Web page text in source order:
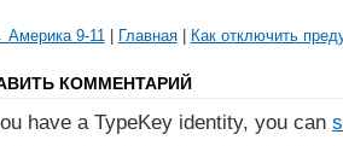
Америка 9-11| Главная| Как отключить
КОММЕНТАРИЙ
have a TypeKey identity, you can